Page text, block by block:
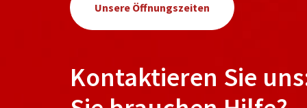
Unsere Öffnungszeiten
Kontaktieren Sie